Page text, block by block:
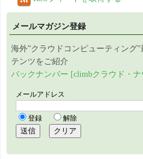
メールマガジン登録
海外”クラウドコンピューティング
テンツをご紹介
バックナンバー [climbクラウド・ナ